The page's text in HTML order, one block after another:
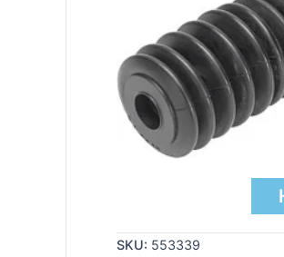
SKU: 553339